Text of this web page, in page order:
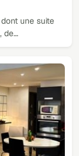
une suite
de…